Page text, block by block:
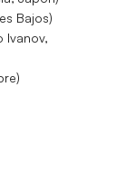
Bajos)
Ivanov,